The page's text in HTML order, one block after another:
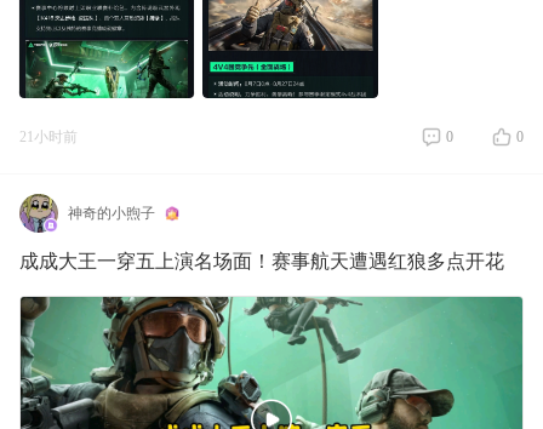
21小时前 0 0
神奇的小煦子
成成大王一穿五上演名场面！赛事航天遭遇红狼多点开花